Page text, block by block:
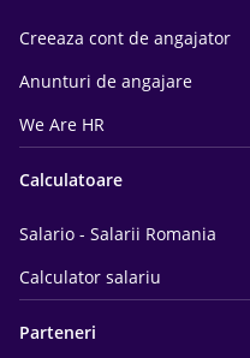
Creeaza cont de angajator
Anunturi de angajare
We Are HR
Calculatoare
Salario - Salarii Romania
Calculator salariu
Parteneri